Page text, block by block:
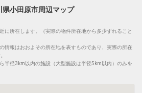
県小田原市周辺マップ
に所在します。（実際の物件所在地から多少ずれること
情報はおおよその所在地を表すものであり、実際の所在
半径3km以内の施設（大型施設は半径5km以内）のみを